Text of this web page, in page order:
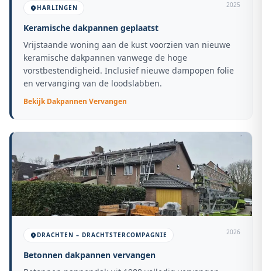
HARLINGEN 2025
Keramische dakpannen geplaatst
Vrijstaande woning aan de kust voorzien van nieuwe
keramische dakpannen vanwege de hoge
vorstbestendigheid. Inclusief nieuwe dampopen folie
en vervanging van de loodslabben.
BekijkDakpannen Vervangen
DRACHTEN – DRACHTSTERCOMPAGNIE 2026
Betonnen dakpannen vervangen